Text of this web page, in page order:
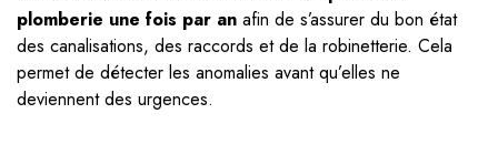
plomberie une fois par an afin de s’assurer du bon état
des canalisations, des raccords et de la robinetterie. Cela
permet de détecter les anomalies avant qu’elles ne
deviennent des urgences.